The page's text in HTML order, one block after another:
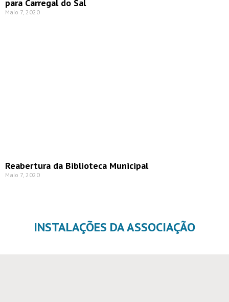
para Carregal do Sal
Maio 7, 2020
Reabertura da Biblioteca Municipal
Maio 7, 2020
INSTALAÇÕES DA ASSOCIAÇÃO